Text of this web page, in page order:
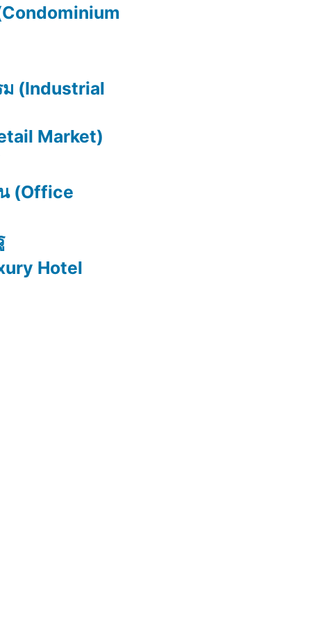
(Industrial
Market)
(Office
Hotel